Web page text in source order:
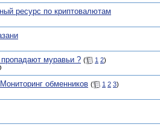
ресурс по криптовалютам
муравьи ? ( 1 2)
обменников ( 1 2 3)